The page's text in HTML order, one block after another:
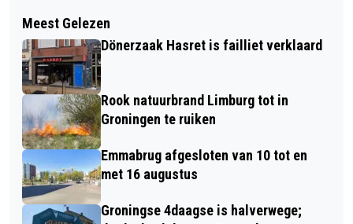
D66 WINT IN GRONINGEN, NIPT
GEVOLGD DOOR GL-PVDA
PROVINCIE GRONINGEN START
INTERN ONDERZOEK NAAR
AANLEIDING VAN BESLUITVORMING
GASWINNING PIETERZIJL
Meest Gelezen
Dönerzaak Hasret is failliet verklaard
Rook natuurbrand Limburg tot in
Groningen te ruiken
Emmabrug afgesloten van 10 tot en
met 16 augustus
Groningse 4daagse is halverwege;